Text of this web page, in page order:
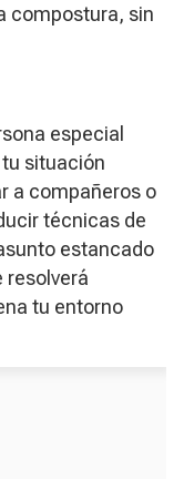
compostura, sin
especial
situación
a compañeros o
técnicas de
estancado
resolverá
tu entorno